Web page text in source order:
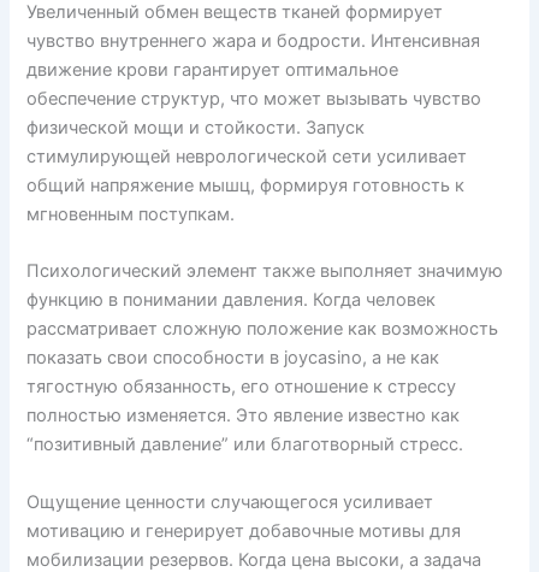
Увеличенный обмен веществ тканей формирует
чувство внутреннего жара и бодрости. Интенсивная
движение крови гарантирует оптимальное
обеспечение структур, что может вызывать чувство
физической мощи и стойкости. Запуск
стимулирующей неврологической сети усиливает
общий напряжение мышц, формируя готовность к
мгновенным поступкам.
Психологический элемент также выполняет значимую
функцию в понимании давления. Когда человек
рассматривает сложную положение как возможность
показать свои способности в joycasino, а не как
тягостную обязанность, его отношение к стрессу
полностью изменяется. Это явление известно как
“позитивный давление” или благотворный стресс.
Ощущение ценности случающегося усиливает
мотивацию и генерирует добавочные мотивы для
мобилизации резервов. Когда цена высоки, а задача